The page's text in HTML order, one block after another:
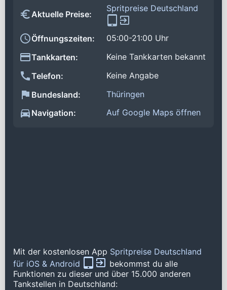
Aktuelle Preise:
Spritpreise Deutschland
Öffnungszeiten:
05:00-21:00 Uhr
Tankkarten:
Keine Tankkarten bekannt
Telefon:
Keine Angabe
Bundesland:
Thüringen
Navigation:
Auf Google Maps öffnen
Mit der kostenlosen App Spritpreise Deutschland
für iOS & Android
bekommst du alle
Funktionen zu dieser und über 15.000 anderen
Tankstellen in Deutschland: